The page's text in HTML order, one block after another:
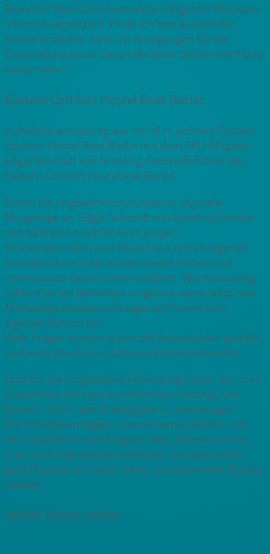
Branche? Was ist ihr besonderes Angebot? Wie kann
ich mich vernetzen? Finde ich hier Kunden für
meine Produkte, kann ich Anregungen für die
Entwicklung neuer Geschäftsideen bekommen? Und
vieles mehr!
Eastern Comfort Hostel Boat Berlin
Auftaktveranstaltung war am 18.11. auf dem Eastern
Comfort Hostel Boat Berlin mit dem FKU-Mitglied
Edgar Schmidt von Groeling, Geschäftsführer des
Eastern Comfort Hostelboat Berlin.
Schon die ungewöhnliche Location zog viele
Neugierige an. Edgar Schmidt von Groeling konnte
den zahlreich erschienenen jungen
Existenzgründern und Gästen aus seinen eigenen
Gründerjahren viele wissenswerte Details und
interessante Geschichten erzählen. Wie hartnäckig
sollte man bei Behörden vorgehen, wann setzt man
Marketingkonzepte und sogar die Presse zum
eigenen Nutzen ein.
Viele Fragen wurden durch die Anwesenden gestellt
und auch allseits zur Zufriedenheit beantwortet.
Fazit für die eingeladenen Existenzgründer war: man
braucht ein sehr gut durchdachtes Konzept, um
Banken, Geld- oder Kreditgeber zu überzeugen,
Durchhaltevermögen, einen eisernen Willen und
den Glauben an seine eigene Idee. Teilweise muss
man auch Eigenkapital einsetzen und man sollte
gute Freunde zur Seite haben, die einem den Rücken
stärken.
Atelier Rainer Jordan